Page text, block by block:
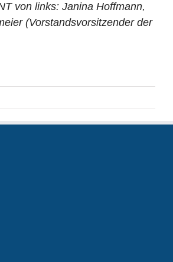
von links: Janina Hoffmann,
(Vorstandsvorsitzender der